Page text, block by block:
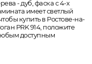
- дуб, фаска с 4-х
имеет светлый
купить в Ростове-на-
PRK 914, положите
доступным